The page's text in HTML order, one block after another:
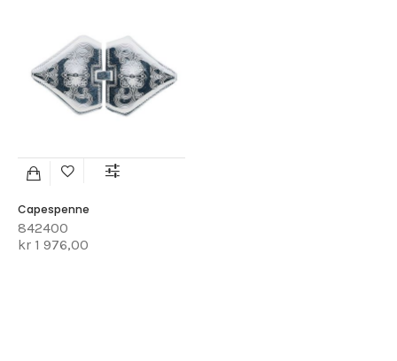
Capespenne
842400
kr 1 976,00